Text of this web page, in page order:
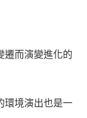
遷而演變進化的
環境演出也是一